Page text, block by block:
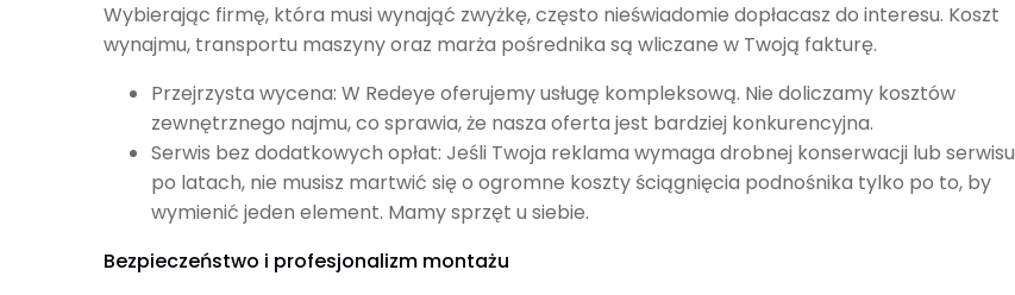
Wybierając firmę, która musi wynająć zwyżkę, często nieświadomie dopłacasz do interesu. Koszt
wynajmu, transportu maszyny oraz marża pośrednika są wliczane w Twoją fakturę.
Przejrzysta wycena: W Redeye oferujemy usługę kompleksową. Nie doliczamy kosztów
zewnętrznego najmu, co sprawia, że nasza oferta jest bardziej konkurencyjna.
Serwis bez dodatkowych opłat: Jeśli Twoja reklama wymaga drobnej konserwacji lub serwisu
po latach, nie musisz martwić się o ogromne koszty ściągnięcia podnośnika tylko po to, by
wymienić jeden element. Mamy sprzęt u siebie.
Bezpieczeństwo i profesjonalizm montażu